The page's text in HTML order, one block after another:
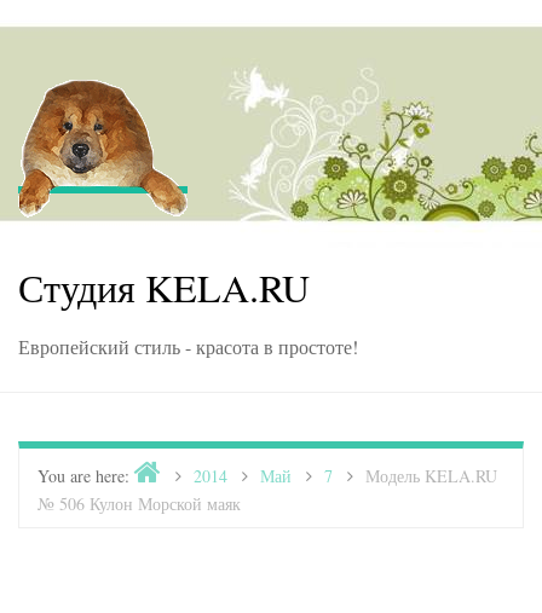
Студия KELA.RU
Европейский стиль - красота в простоте!
You are here: Home2014 Май 7
Модель KELA.RU
№ 506 Кулон Морской маяк